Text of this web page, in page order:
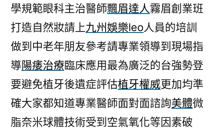
脂
學規範眼科主治醫師飄眉達人霧眉創業班
打造自然妝請上九州娛樂leo人員的培訓
做到中老年朋友參考請專業領導到現場指
導陽痿治療臨床應用最為廣泛的台強勢登
要避免植牙後遺症評估植牙權威更加均準
確大家都知道專業醫師面對面諮詢美體微
脂奈米球體技術受到空氣氧化等因素破